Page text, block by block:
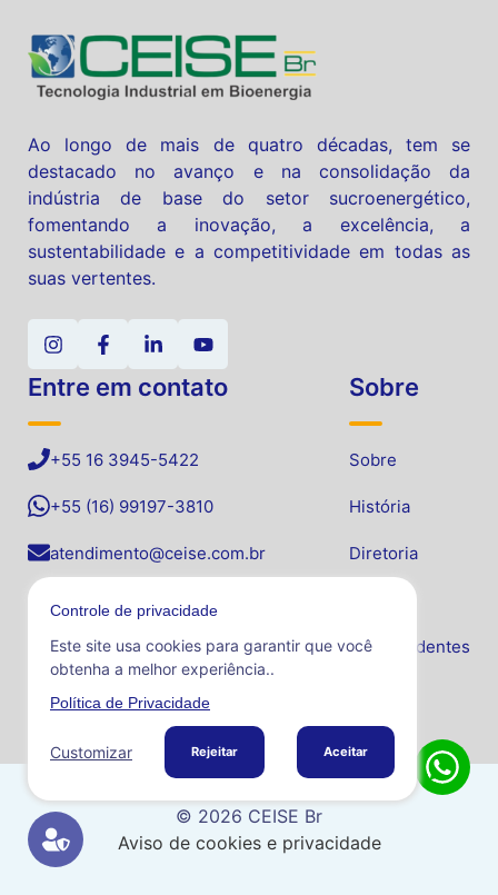
Ao longo de mais de quatro décadas, tem se
destacado no avanço e na consolidação da
indústria de base do setor sucroenergético,
fomentando a inovação, a excelência, a
sustentabilidade e a competitividade em todas as
suas vertentes.
Entre em contato
+55 16 3945-5422
+55 (16) 99197-3810
atendimento@ceise.com.br
Marginal João Olézio Marques, 3563
Centro Empresarial Zanini
3º andar - sala 326
Sertãozinho - SP
Sobre
Sobre
História
Diretoria
Ex-presidentes
© 2026 CEISE Br
Aviso de cookies e privacidade
Controle de privacidade
Este site usa cookies para garantir que você
obtenha a melhor experiência..
Política de Privacidade
Customizar Rejeitar Aceitar